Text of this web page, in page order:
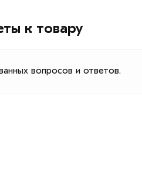
к товару
вопросов и ответов.